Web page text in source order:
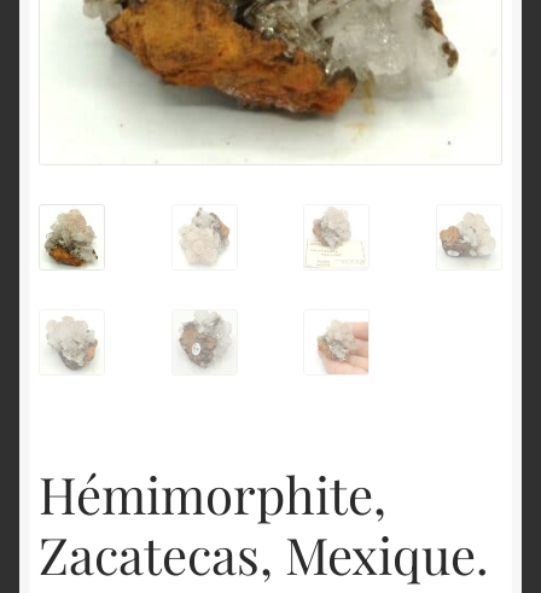
Hémimorphite,
Zacatecas, Mexique.